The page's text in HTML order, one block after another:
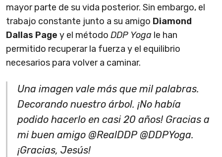
mayor parte de su vida posterior. Sin embargo, el
trabajo constante junto a su amigo Diamond
Dallas Page y el método DDP Yoga le han
permitido recuperar la fuerza y el equilibrio
necesarios para volver a caminar.
Una imagen vale más que mil palabras.
Decorando nuestro árbol. ¡No había
podido hacerlo en casi 20 años! Gracias a
mi buen amigo @RealDDP @DDPYoga.
¡Gracias, Jesús!